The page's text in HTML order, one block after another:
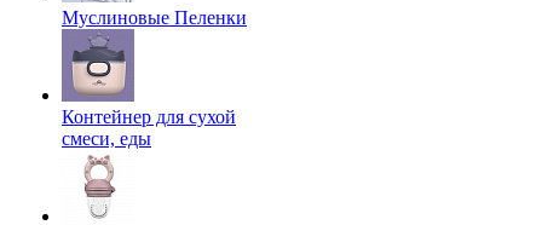
Муслиновые Пеленки
Контейнер для сухой
смеси, еды